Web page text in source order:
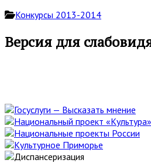
Конкурсы 2013-2014
Основная
Версия для